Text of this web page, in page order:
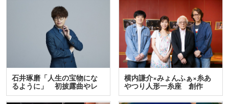
石井琢磨「人生の宝物にな
るように」 初披露曲やレ
ア…
横内謙介×みょんふぁ×糸あ
やつり人形一糸座 創作
人…